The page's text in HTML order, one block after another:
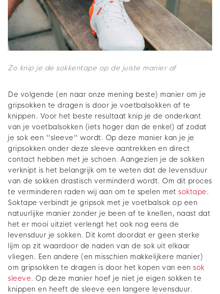
Zo knip je de sokkentape op de juiste manier af
De volgende (en naar onze mening beste) manier om je
gripsokken te dragen is door je voetbalsokken af te
knippen. Voor het beste resultaat knip je de onderkant
van je voetbalsokken (iets hoger dan de enkel) af zodat
je sok een ''sleeve'' wordt. Op deze manier kan je je
gripsokken onder deze sleeve aantrekken en direct
contact hebben met je schoen. Aangezien je de sokken
verknipt is het belangrijk om te weten dat de levensduur
van de sokken drastisch verminderd wordt. Om dit proces
te verminderen raden wij aan om te spelen met soktape.
Soktape verbindt je gripsok met je voetbalsok op een
natuurlijke manier zonder je been af te knellen, naast dat
het er mooi uitziet verlengt het ook nog eens de
levensduur je sokken. Dit komt doordat er geen sterke
lijm op zit waardoor de naden van de sok uit elkaar
vliegen. Een andere (en misschien makkelijkere manier)
om gripsokken te dragen is door het kopen van een sok
sleeve. Op deze manier hoef je niet je eigen sokken te
knippen en heeft de sleeve een langere levensduur.